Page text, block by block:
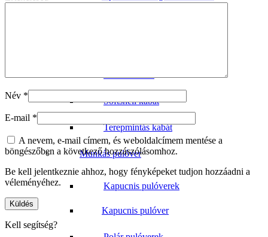
Softshell kabát
Terepmintás kabát
Munkás pulóver
Kapucnis pulóverek
Kapucnis pulóver
Név *
E-mail *
A nevem, e-mail címem, és weboldalcímem mentése a
böngészőben a következő hozzászólásomhoz.
Be kell jelentkeznie ahhoz, hogy fényképeket tudjon hozzáadni a
véleményéhez.
Kell segítség?